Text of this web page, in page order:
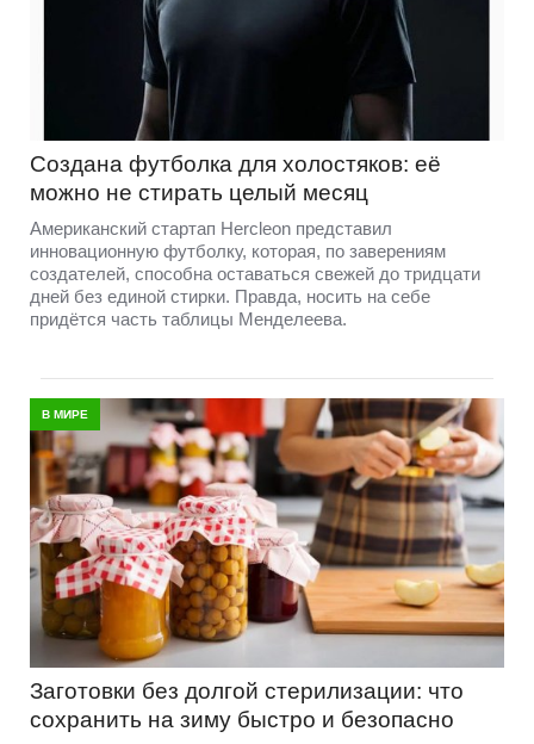
Создана футболка для холостяков: её
можно не стирать целый месяц
Американский стартап Hercleon представил
инновационную футболку, которая, по заверениям
создателей, способна оставаться свежей до тридцати
дней без единой стирки. Правда, носить на себе
придётся часть таблицы Менделеева.
В МИРЕ
Заготовки без долгой стерилизации: что
сохранить на зиму быстро и безопасно